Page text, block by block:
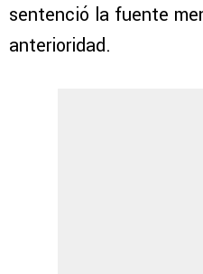
sentenció la fuente
anterioridad.